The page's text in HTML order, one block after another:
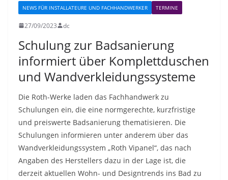
NEWS FÜR INSTALLATEURE UND FACHHANDWERKER TERMINE
27/09/2023 dc
Schulung zur Badsanierung
informiert über Komplettduschen
und Wandverkleidungssysteme
Die Roth-Werke laden das Fachhandwerk zu
Schulungen ein, die eine normgerechte, kurzfristige
und preiswerte Badsanierung thematisieren. Die
Schulungen informieren unter anderem über das
Wandverkleidungssystem „Roth Vipanel“, das nach
Angaben des Herstellers dazu in der Lage ist, die
derzeit aktuellen Wohn- und Designtrends ins Bad zu